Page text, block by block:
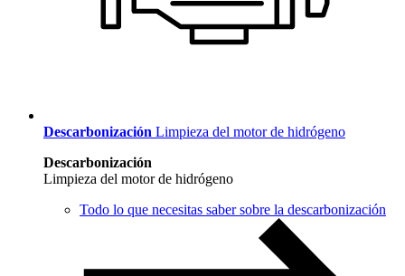
Descarbonización Limpieza del motor de hidrógeno
Descarbonización
Limpieza del motor de hidrógeno
Todo lo que necesitas saber sobre la descarbonización